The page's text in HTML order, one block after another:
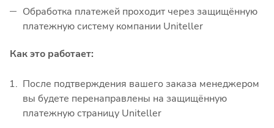
Обработка платежей проходит через защищённую
платежную систему компании Uniteller
Как это работает:
После подтверждения вашего заказа менеджером
вы будете перенаправлены на защищённую
платежную страницу Uniteller